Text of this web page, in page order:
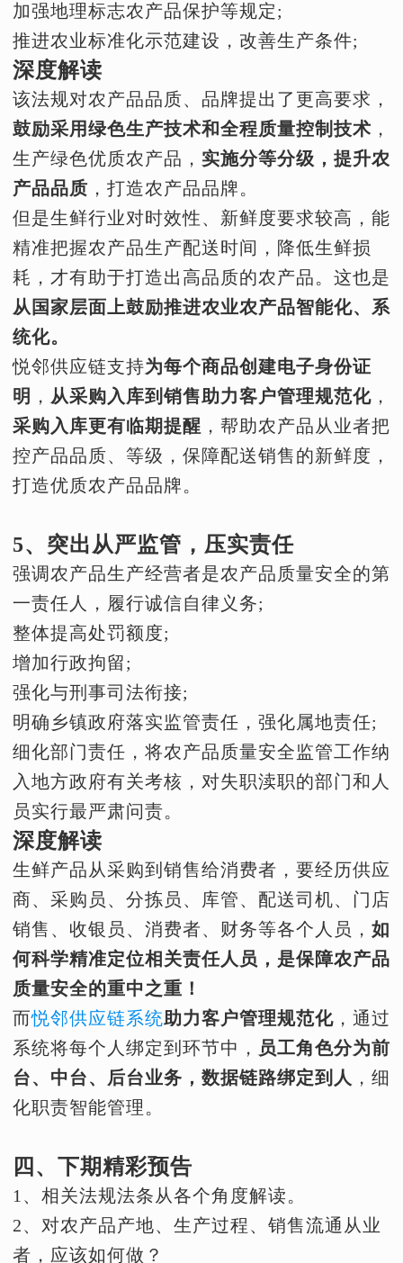
加强地理标志农产品保护等规定;
推进农业标准化示范建设，改善生产条件;
深度解读
该法规对农产品品质、品牌提出了更高要求，
鼓励采用绿色生产技术和全程质量控制技术 ，
生产绿色优质农产品， 实施分等分级，提升农
产品品质 ，打造农产品品牌。
但是生鲜行业对时效性、新鲜度要求较高，能
精准把握农产品生产配送时间，降低生鲜损
耗，才有助于打造出高品质的农产品。这也是
从国家层面上鼓励推进农业农产品智能化、系
统化。
悦邻供应链支持为每个商品创建电子身份证
明 ， 从采购入库到销售助力客户管理规范化 ，
采购入库更有临期提醒 ，帮助农产品从业者把
控产品品质、等级，保障配送销售的新鲜度，
打造优质农产品品牌。
5、突出从严监管，压实责任
强调农产品生产经营者是农产品质量安全的第
一责任人，履行诚信自律义务;
整体提高处罚额度;
增加行政拘留;
强化与刑事司法衔接;
明确乡镇政府落实监管责任，强化属地责任;
细化部门责任，将农产品质量安全监管工作纳
入地方政府有关考核，对失职渎职的部门和人
员实行最严肃问责。
深度解读
生鲜产品从采购到销售给消费者，要经历供应
商、采购员、分拣员、库管、配送司机、门店
销售、收银员、消费者、财务等各个人员， 如
何科学精准定位相关责任人员，是保障农产品
质量安全的重中之重！
而悦邻供应链系统助力客户管理规范化 ，通过
系统将每个人绑定到环节中， 员工角色分为前
台、中台、后台业务，数据链路绑定到人 ，细
化职责智能管理。
四、下期精彩预告
1、相关法规法条从各个角度解读。
2、对农产品产地、生产过程、销售流通从业
者，应该如何做？